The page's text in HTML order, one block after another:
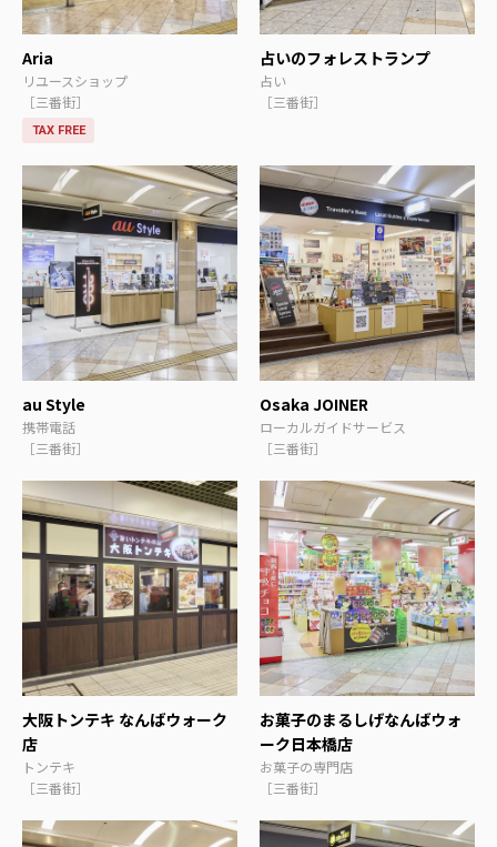
Aria
リユースショップ
［三番街］
TAX FREE
占いのフォレストランプ
占い
［三番街］
au Style
携帯電話
［三番街］
Osaka JOINER
ローカルガイドサービス
［三番街］
大阪トンテキ なんばウォーク
店
トンテキ
［三番街］
お菓子のまるしげなんばウォ
ーク日本橋店
お菓子の専門店
［三番街］